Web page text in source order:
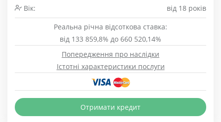
Вік:
від 18 років
Реальна річна відсоткова ставка:
від 133 859,8% до 660 520,14%
Попередження про наслідки
Істотні характеристики послуги
Отримати кредит